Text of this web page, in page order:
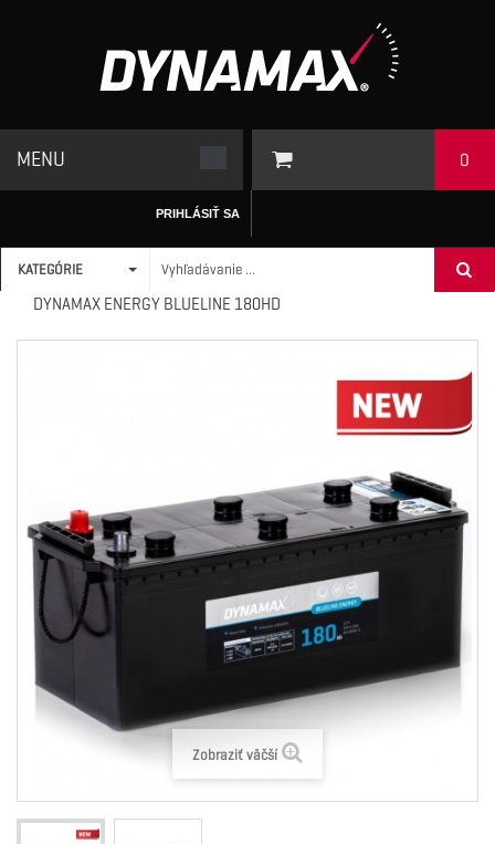
MENU 0
PRIHLÁSIŤ SA
KATEGÓRIE
ÚVODNÁ STRÁNKA / AUTO-MOTO BATÉRIE
DYNAMAX ENERGY BLUELINE 180HD
Zobraziť väčší